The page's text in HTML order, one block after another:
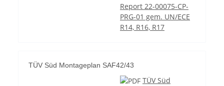
Report 22-00075-CP-
PRG-01 gem. UN/ECE
R14, R16, R17
TÜV Süd Montageplan SAF42/43
TÜV Süd